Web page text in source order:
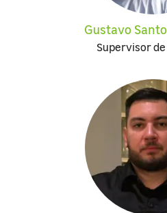
Gustavo
Supervisor